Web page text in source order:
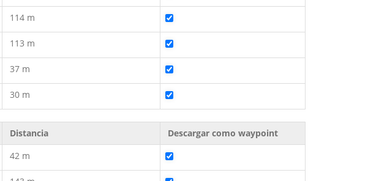
114 m
113 m
37 m
30 m
Distancia Descargar como waypoint
42 m